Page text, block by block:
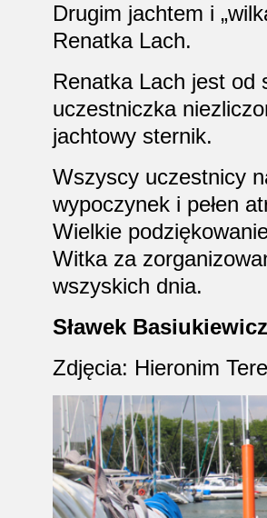
Drugim jachtem i
Renatka Lach.
Renatka Lach jest od
uczestniczka
jachtowy sternik.
Wszyscy uczestnicy
wypoczynek i pełen
Wielkie
Witka za
wszyskich dnia.
Sławek
Zdjęcia: Hieronim